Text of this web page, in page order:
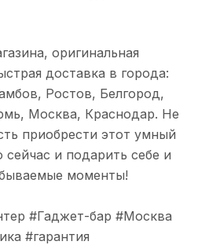
оригинальная
доставка в города:
Ростов, Белгород,
Москва, Краснодар. Не
приобрести этот умный
и подарить себе и
моменты!
#Гаджет-бар #Москва
#гарантия